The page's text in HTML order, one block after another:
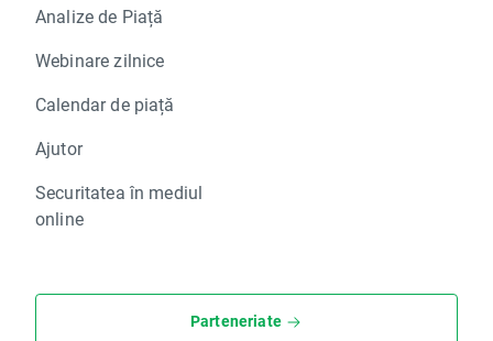
Analize de Piață
Webinare zilnice
Calendar de piață
Ajutor
Securitatea în mediul
online
Parteneriate